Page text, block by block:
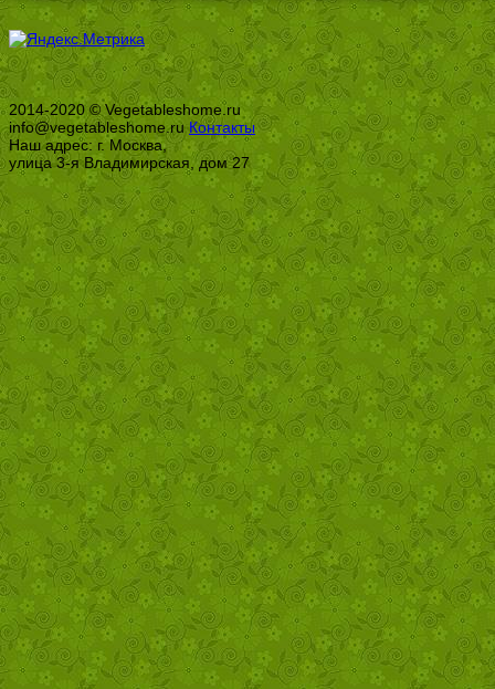
2014-2020 © Vegetableshome.ru
info@vegetableshome.ruКонтакты
Наш адрес: г. Москва,
улица 3-я Владимирская, дом 27